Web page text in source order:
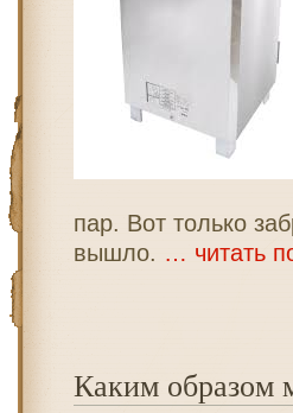
пар. Вот только
вышло. … читать
Каким образом